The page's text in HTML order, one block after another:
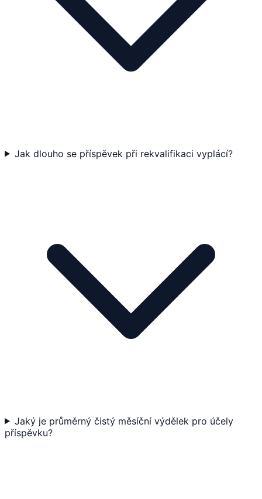
Jak dlouho se příspěvek při rekvalifikaci vyplácí?
Jaký je průměrný čistý měsíční výdělek pro účely
příspěvku?